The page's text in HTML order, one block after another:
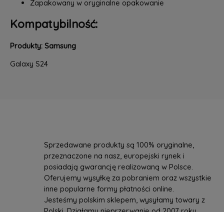
Zapakowany w oryginalne opakowanie
Kompatybilność:
Produkty: Samsung
Galaxy S24
Sprzedawane produkty są 100% oryginalne,
przeznaczone na nasz, europejski rynek i
posiadają gwarancję realizowaną w Polsce.
Oferujemy wysyłkę za pobraniem oraz wszystkie
inne popularne formy płatności online.
Jesteśmy polskim sklepem, wysyłamy towary z